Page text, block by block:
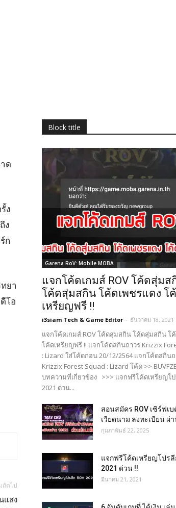
ด
ง
ง
ก
ยา
โอ
ถัดไป
แสง
Block title
Garena RoV: Mobile MOBA
แจกโค้ดเกมส์ ROV โค้ดสุ่มส
โค้ดสุ่มสกิน โค้ดเพชรแดง โ
เหรียญฟรี !!
i3siam Tech & Game Editor - ธันวาคม 18, 2021
แจกโค้ดเกมส์ ROV โค้ดสุ่มสกิน โค้ดสุ่มสกิน โ
โค้ดเหรียญฟรี !! แจกโค้ดสกินถาวร Krizzix
: Lizard ใส่โค้ดก่อน 20/12/2564 แจกโค้ดสกิน
Krizzix Forest Squad : Lizard โค้ด >>
บทความที่เกี่ยวข้อง >>> แจกฟรีโค้ดเหรียญโป
2021 ด่วน...
สอนสมัคร ROV เซิร์ฟเบ
เวียดนาม ลงทะเบียน ผ่า
กุมภาพันธ์ 22, 2025
แจกฟรีโค้ดเหรียญโปรลี
2021 ด่วน !!
มีนาคม 21, 2021